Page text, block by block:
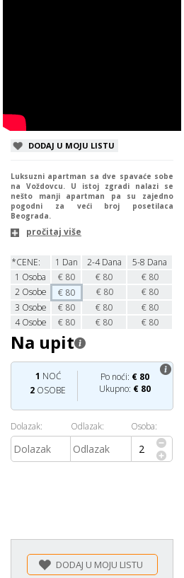
DODAJ U MOJU LISTU
Luksuzni apartman sa dve spavaće sobe
na Voždovcu. U istoj zgradi nalazi se
nešto manji apartman pa su zajedno
pogodni za veći broj posetilaca
Beograda.
pročitaj više
*CENE: 1 Dan 2-4 Dana
5-8 Dana
1 Osoba € 80 € 80 € 80
2 Osobe € 80 € 80 € 80
3 Osobe € 80 € 80 € 80
4Osobe € 80 € 80 € 80
Na upit
Po noći: € 80
Ukupno: € 80
1 NOĆ
2 OSOBE
Dolazak: Odlazak: Osoba:
DODAJ U MOJU LISTU